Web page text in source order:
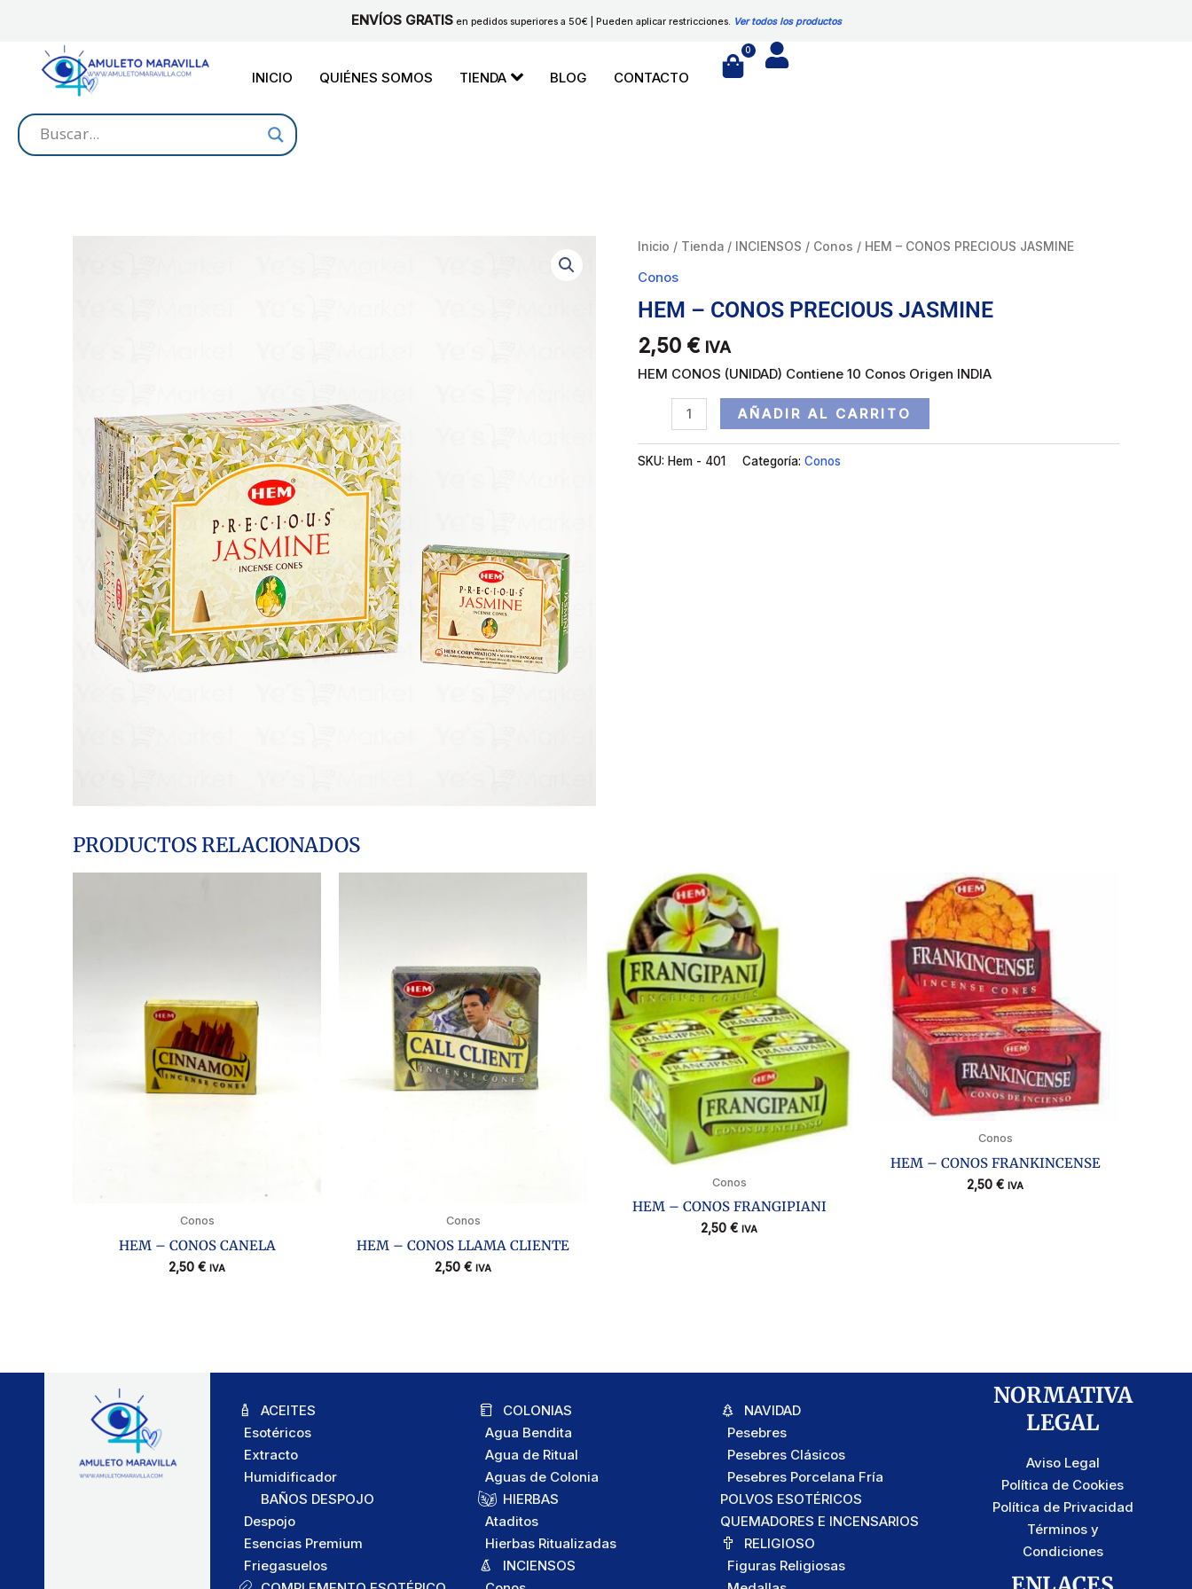
contenido
ENVÍOS GRATISen pedidos superiores a 50€ | Pueden aplicar restricciones. Ver todos los productos
INICIO QUIÉNES SOMOS TIENDA BLOG CONTACTO
0
Cart
Inicio / Tienda / INCIENSOS / Conos / HEM – CONOS PRECIOUS JASMINE
Conos
HEM – CONOS PRECIOUS JASMINE
2,50 € IVA
HEM CONOS (UNIDAD) Contiene 10 Conos Origen INDIA
HEM
-
PRECIOUS
JASMINE
cantidad
AÑADIR AL CARRITO
SKU:Hem - 401 Categoría:Conos
PRODUCTOS RELACIONADOS
Conos
HEM – CONOS CANELA
2,50 € IVA
Conos
HEM – CONOS LLAMA CLIENTE
2,50 € IVA
Conos
HEM – CONOS FRANGIPIANI
2,50 € IVA
Conos
HEM – CONOS FRANKINCENSE
2,50 € IVA
ACEITES
Esotéricos
Extracto
Humidificador
BAÑOS DESPOJO
Despojo
Esencias Premium
Friegasuelos
COLONIAS
Agua Bendita
Agua de Ritual
Aguas de Colonia
HIERBAS
Ataditos
Hierbas Ritualizadas
INCIENSOS
NAVIDAD
Pesebres
Pesebres Clásicos
Pesebres Porcelana Fría
POLVOS ESOTÉRICOS
QUEMADORES E INCENSARIOS
RELIGIOSO
Figuras Religiosas
NORMATIVA
LEGAL
Aviso Legal
Política de Cookies
Política de Privacidad
Términos y
Condiciones
PRECIOUS